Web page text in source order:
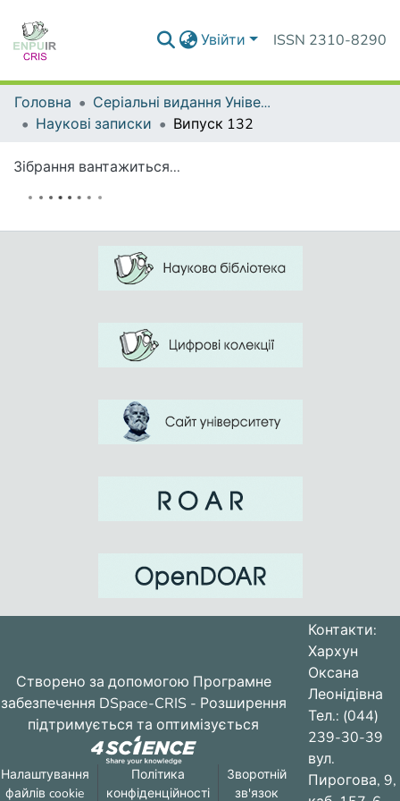
Увійти ISSN 2310-8290
Головна
Серіальні видання Університету
Наукові записки
Випуск 132
Зібрання вантажиться...
Створено за допомогою Програмне
забезпечення DSpace-CRIS - Розширення
підтримується та оптимізується
Налаштування
файлів cookie
Політика
конфіденційності
Зворотній
зв'язок
Контакти:
Хархун
Оксана
Леонідівна
Тел.: (044)
239-30-39
вул.
Пирогова, 9,